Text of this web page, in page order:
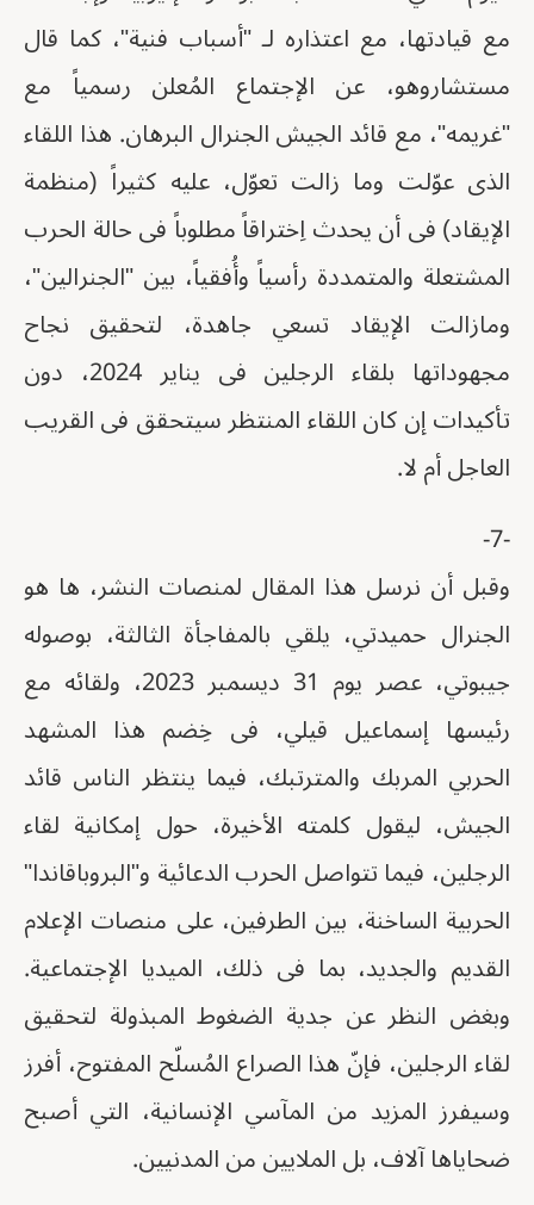
مع قيادتها، مع اعتذاره لـ "أسباب فنية"، كما قال
مستشاروهو، عن الإجتماع المُعلن رسمياً مع
"غريمه"، مع قائد الجيش الجنرال البرهان. هذا اللقاء
الذى عوّلت وما زالت تعوّل، عليه كثيراً (منظمة
الإيقاد) فى أن يحدث اِختراقاً مطلوباً فى حالة الحرب
المشتعلة والمتمددة رأسياً وأُفقياً، بين "الجنرالين"،
ومازالت الإيقاد تسعي جاهدة، لتحقيق نجاح
مجهوداتها بلقاء الرجلين فى يناير 2024، دون
تأكيدات إن كان اللقاء المنتظر سيتحقق فى القريب
العاجل أم لا.
-7-
وقبل أن نرسل هذا المقال لمنصات النشر، ها هو
الجنرال حميدتي، يلقي بالمفاجأة الثالثة، بوصوله
جيبوتي، عصر يوم 31 ديسمبر 2023، ولقائه مع
رئيسها إسماعيل قيلي، فى خِضم هذا المشهد
الحربي المربك والمترتبك، فيما ينتظر الناس قائد
الجيش، ليقول كلمته الأخيرة، حول إمكانية لقاء
الرجلين، فيما تتواصل الحرب الدعائية و"البروباقاندا"
الحربية الساخنة، بين الطرفين، على منصات الإعلام
القديم والجديد، بما فى ذلك، الميديا الإجتماعية.
وبغض النظر عن جدية الضغوط المبذولة لتحقيق
لقاء الرجلين، فإنّ هذا الصراع المُسلّح المفتوح، أفرز
وسيفرز المزيد من المآسي الإنسانية، التي أصبح
ضحاياها آلاف، بل الملايين من المدنيين.